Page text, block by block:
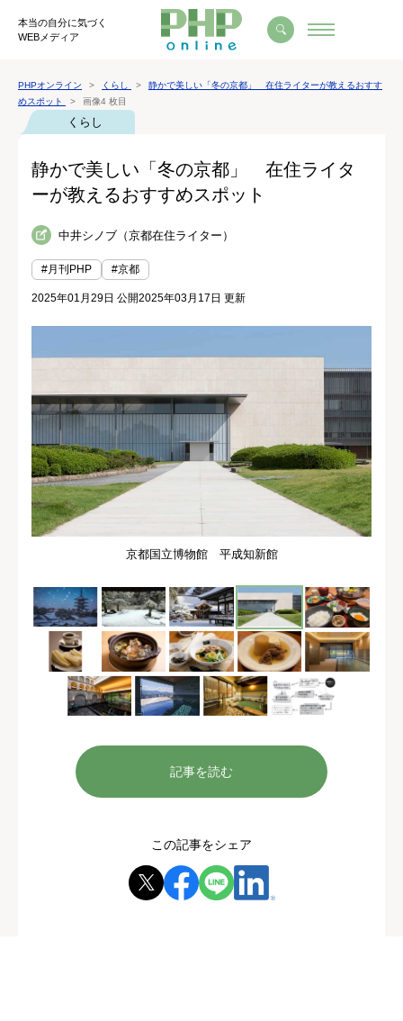
本当の自分に気づく
WEBメディア
PHPオンライン くらし
静かで美しい「冬の京都」 在住ライターが教えるおすす
めスポット
画像4 枚目
くらし
静かで美しい「冬の京都」 在住ライタ
ーが教えるおすすめスポット
中井シノブ（京都在住ライター）
#月刊PHP #京都
2025年01月29日 公開2025年03月17日 更新
京都国立博物館 平成知新館
記事を読む
この記事をシェア